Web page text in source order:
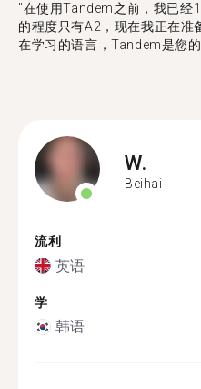
"在使用Tandem之前，我已经
的程度只有A2，现在我正在准
在学习的语言，Tandem是您
W.
Beihai
流利
英语
学
韩语